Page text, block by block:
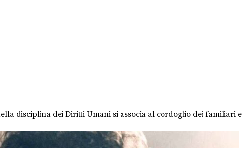
disciplina dei Diritti Umani si associa al cordoglio dei familiari